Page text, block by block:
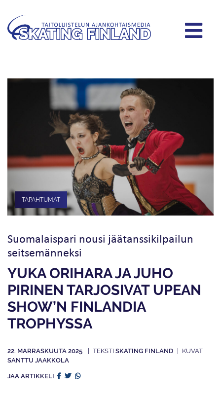
TAPAHTUMAT
Suomalaispari nousi jäätanssikilpailun
seitsemänneksi
YUKA ORIHARA JA JUHO
PIRINEN TARJOSIVAT UPEAN
SHOW’N FINLANDIA
TROPHYSSA
22. MARRASKUUTA 2025
SKATING FINLAND
SANTTU JAAKKOLA
JAA ARTIKKELI